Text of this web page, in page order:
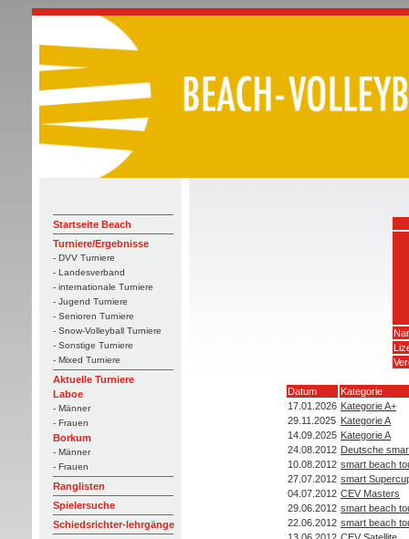
Startseite Beach
Turniere/Ergebnisse
- DVV Turniere
- Landesverband
- internationale Turniere
- Jugend Turniere
- Senioren Turniere
- Snow-Volleyball Turniere
- Sonstige Turniere
- Mixed Turniere
Aktuelle Turniere
Laboe
- Männer
- Frauen
Borkum
- Männer
- Frauen
Ranglisten
Spielersuche
Schiedsrichter-lehrgänge
Datum
Kategorie
17.01.2026 Kategorie A+
29.11.2025 Kategorie A
14.09.2025 Kategorie A
24.08.2012 Deutsche
10.08.2012 smart beach
27.07.2012 smart
04.07.2012 CEV Masters
29.06.2012 smart beach
22.06.2012 smart beach